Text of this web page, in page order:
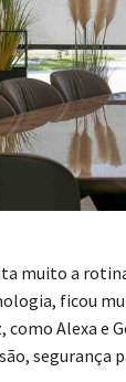
muito a
ficou
como Alexa e
segurança